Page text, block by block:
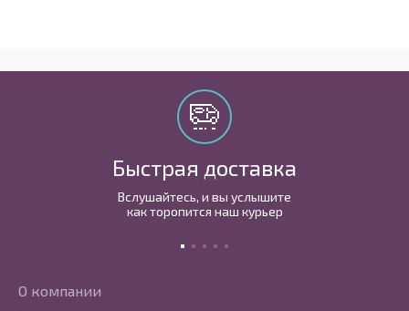
Быстрая доставка
Вслушайтесь, и вы услышите
как торопится наш курьер
О компании